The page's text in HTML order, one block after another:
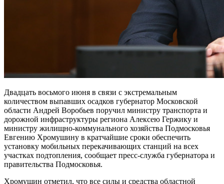
Двадцать восьмого июня в связи с экстремальным
количеством выпавших осадков губернатор Московской
области Андрей Воробьев поручил министру транспорта и
дорожной инфраструктуры региона Алексею Гержику и
министру жилищно-коммунального хозяйства Подмосковья
Евгению Хромушину в кратчайшие сроки обеспечить
установку мобильных перекачивающих станций на всех
участках подтопления, сообщает пресс-служба губернатора и
правительства Подмосковья.
Хромушин отметил, что все силы и средства областной